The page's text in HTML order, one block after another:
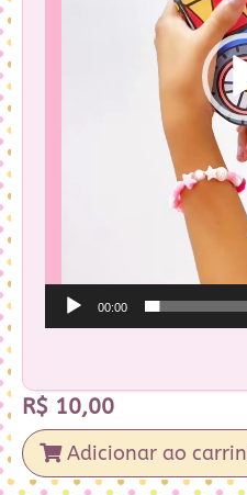
00:00
R$ 10,00
Adicionar ao